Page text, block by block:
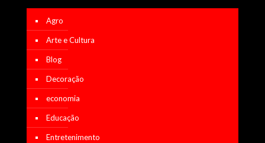
Agro
Arte e Cultura
Blog
Decoração
economia
Educação
Entretenimento